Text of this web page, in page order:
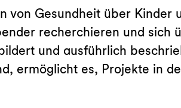
von Gesundheit über
recherchieren und sich
und ausführlich
ermöglicht es, Projekte in